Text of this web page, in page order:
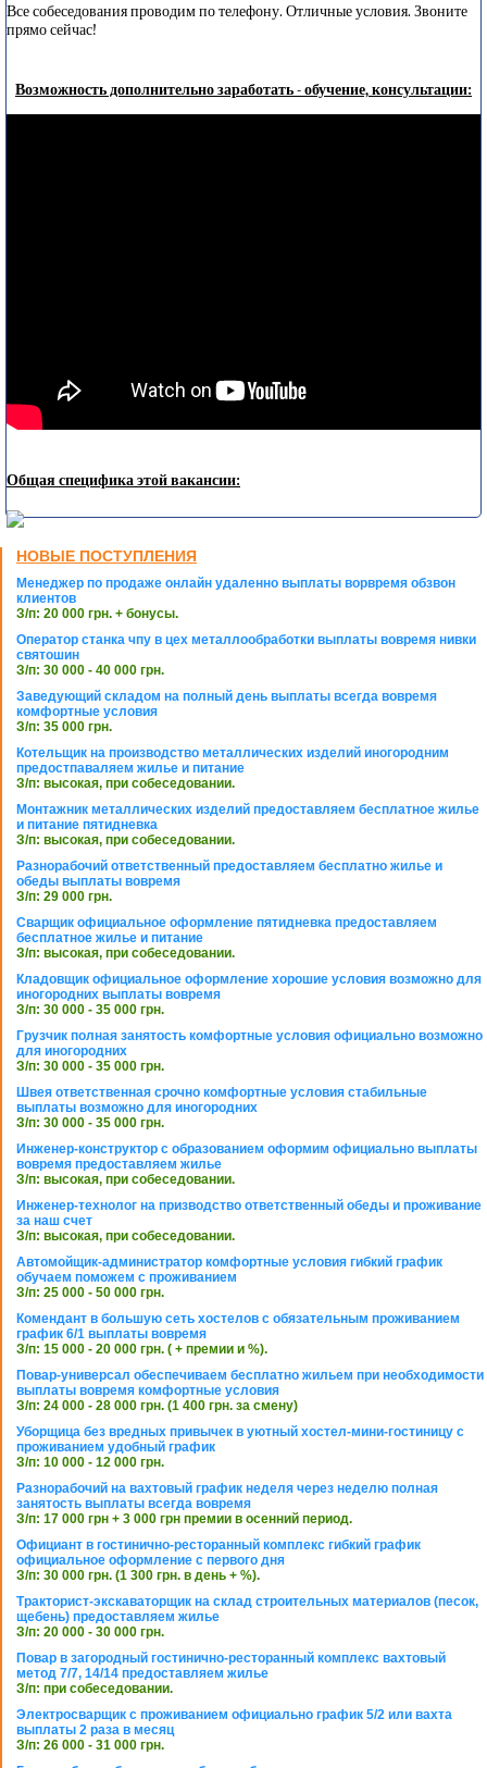
Все собеседования проводим по телефону. Отличные условия. Звоните
прямо сейчас!
Возможность дополнительно заработать - обучение, консультации:
Общая специфика этой вакансии:
НОВЫЕ ПОСТУПЛЕНИЯ
Менеджер по продаже онлайн удаленно выплаты ворвремя обзвон
клиентов
З/п: 20 000 грн. + бонусы.
Оператор станка чпу в цех металлообработки выплаты вовремя нивки
святошин
З/п: 30 000 - 40 000 грн.
Заведующий складом на полный день выплаты всегда вовремя
комфортные условия
З/п: 35 000 грн.
Котельщик на производство металлических изделий иногородним
предостпаваляем жилье и питание
З/п: высокая, при собеседовании.
Монтажник металлических изделий предоставляем бесплатное жилье
и питание пятидневка
З/п: высокая, при собеседовании.
Разнорабочий ответственный предоставляем бесплатно жилье и
обеды выплаты вовремя
З/п: 29 000 грн.
Сварщик официальное оформление пятидневка предоставляем
бесплатное жилье и питание
З/п: высокая, при собеседовании.
Кладовщик официальное оформление хорошие условия возможно для
иногородних выплаты вовремя
З/п: 30 000 - 35 000 грн.
Грузчик полная занятость комфортные условия официально возможно
для иногородних
З/п: 30 000 - 35 000 грн.
Швея ответственная срочно комфортные условия стабильные
выплаты возможно для иногородних
З/п: 30 000 - 35 000 грн.
Инженер-конструктор с образованием оформим официально выплаты
вовремя предоставляем жилье
З/п: высокая, при собеседовании.
Инженер-технолог на призводство ответственный обеды и проживание
за наш счет
З/п: высокая, при собеседовании.
Автомойщик-администратор комфортные условия гибкий график
обучаем поможем с проживанием
З/п: 25 000 - 50 000 грн.
Комендант в большую сеть хостелов с обязательным проживанием
график 6/1 выплаты вовремя
З/п: 15 000 - 20 000 грн. ( + премии и %).
Повар-универсал обеспечиваем бесплатно жильем при необходимости
выплаты вовремя комфортные условия
З/п: 24 000 - 28 000 грн. (1 400 грн. за смену)
Уборщица без вредных привычек в уютный хостел-мини-гостиницу с
проживанием удобный график
З/п: 10 000 - 12 000 грн.
Разнорабочий на вахтовый график неделя через неделю полная
занятость выплаты всегда вовремя
З/п: 17 000 грн + 3 000 грн премии в осенний период.
Официант в гостинично-ресторанный комплекс гибкий график
официальное оформление с первого дня
З/п: 30 000 грн. (1 300 грн. в день + %).
Тракторист-экскаваторщик на склад строительных материалов (песок,
щебень) предоставляем жилье
З/п: 20 000 - 30 000 грн.
Повар в загородный гостинично-ресторанный комплекс вахтовый
метод 7/7, 14/14 предоставляем жилье
З/п: при собеседовании.
Электросварщик с проживанием официально график 5/2 или вахта
выплаты 2 раза в месяц
З/п: 26 000 - 31 000 грн.